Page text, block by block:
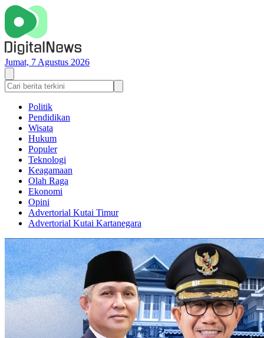
Jumat, 7 Agustus 2026
Politik
Pendidikan
Wisata
Hukum
Populer
Teknologi
Keagamaan
Olah Raga
Ekonomi
Opini
Advertorial Kutai Timur
Advertorial Kutai Kartanegara